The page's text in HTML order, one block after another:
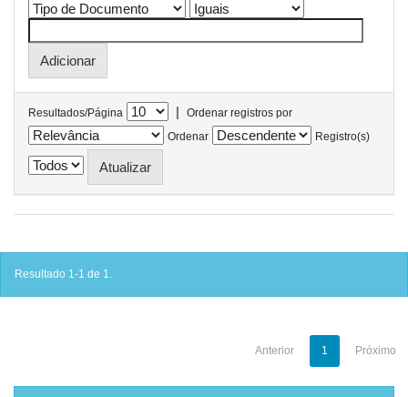
Resultados/Página |
Ordenar registros por
Ordenar
Registro(s)
Resultado 1-1 de 1.
Anterior 1 Próximo